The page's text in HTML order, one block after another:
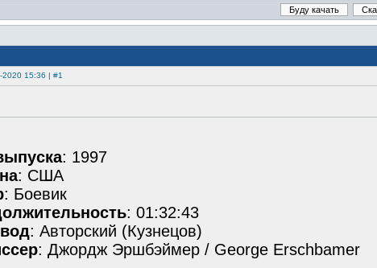
2020 15:36 | #1
: 1997
: США
: Боевик
: 01:32:43
: Авторский (Кузнецов)
: Джордж Эршбэймер / George Erschbamer